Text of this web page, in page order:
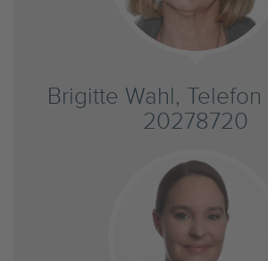
Brigitte Wahl, Telefon
20278720